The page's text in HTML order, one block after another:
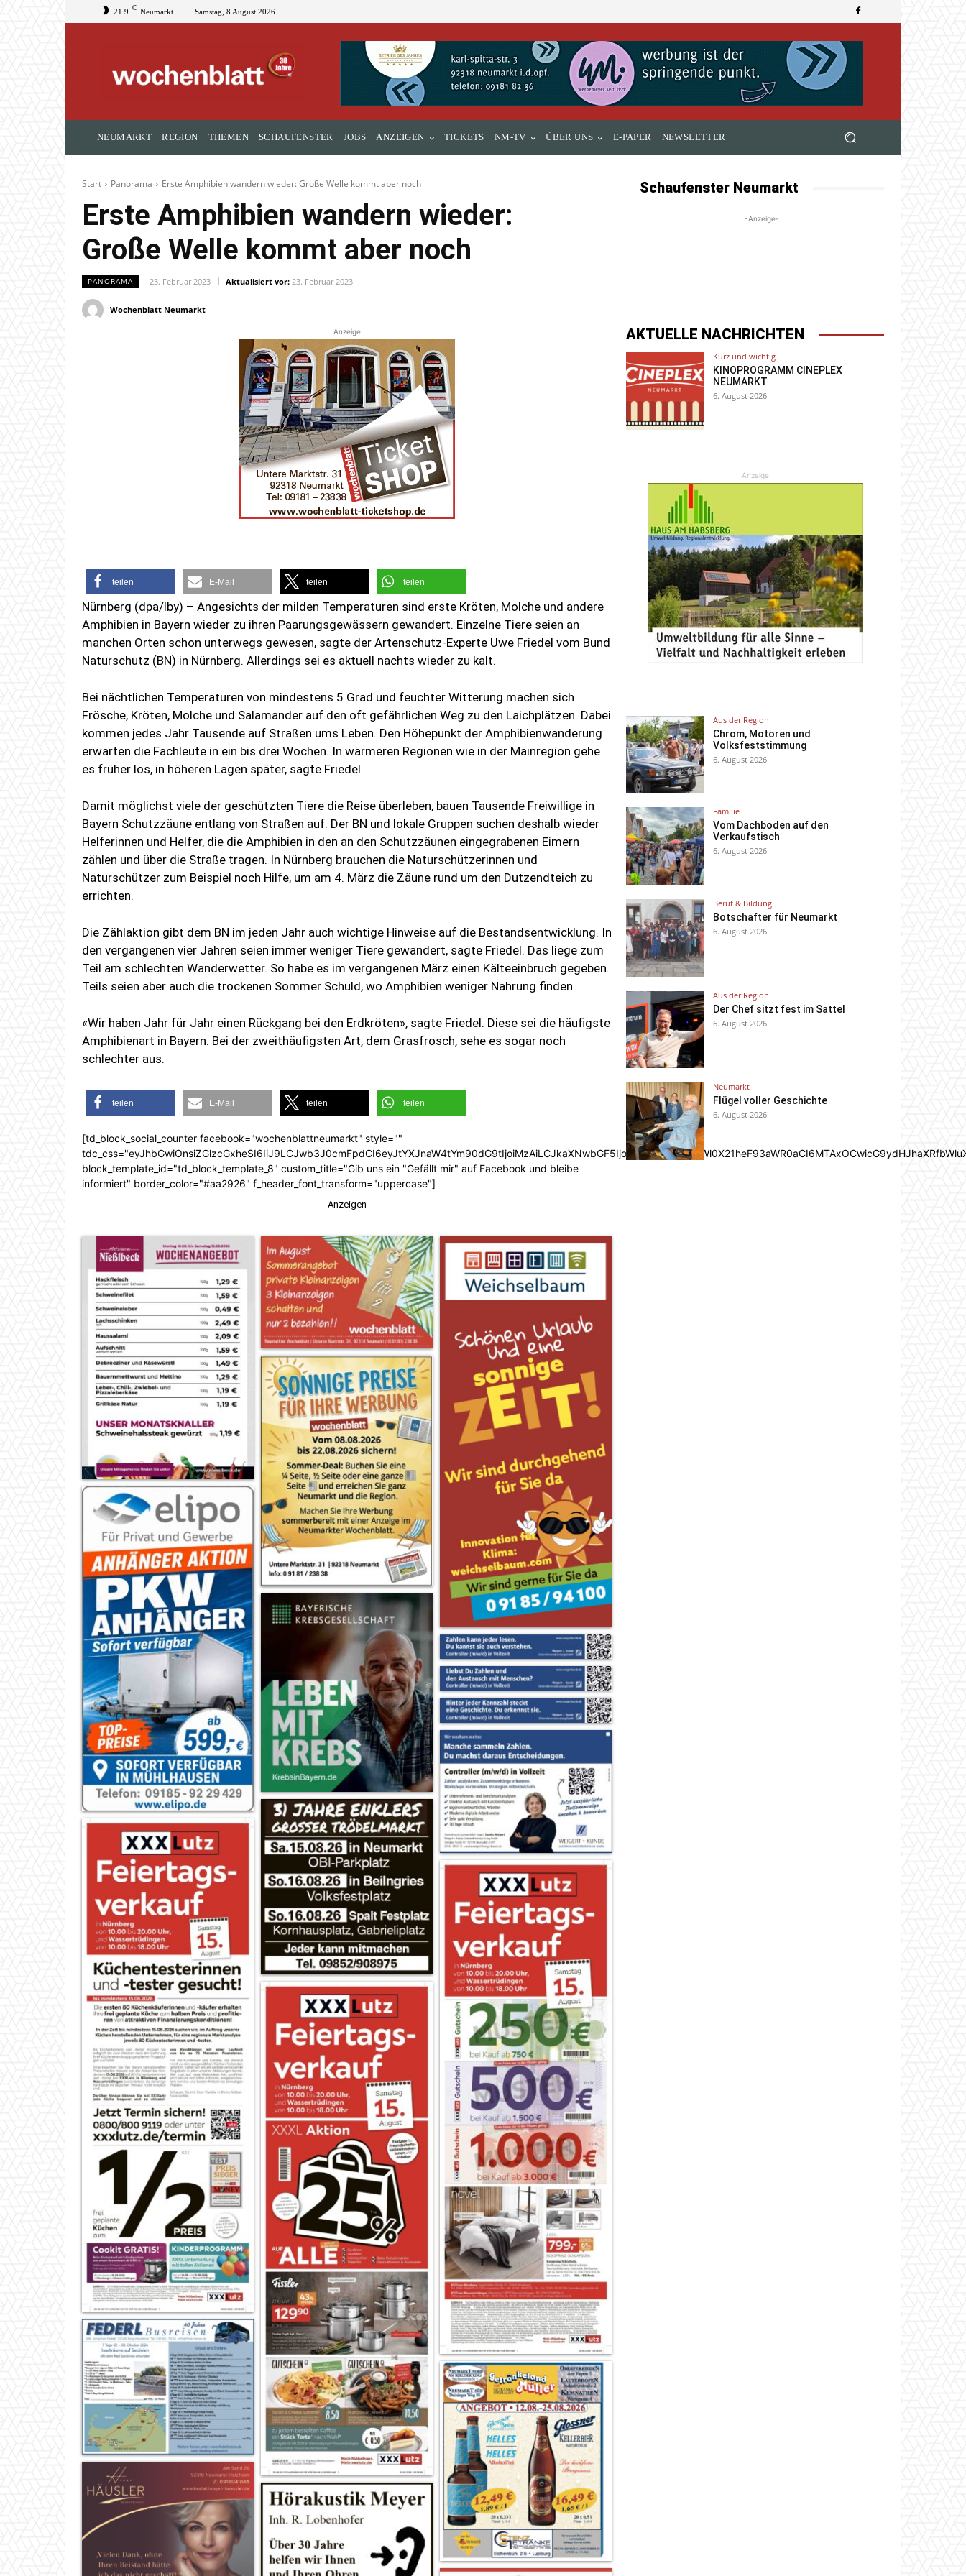
21.9 C Neumarkt Samstag, 8 August 2026
NEUMARKT REGION THEMEN SCHAUFENSTER JOBS ANZEIGEN TICKETS NM-TV ÜBER UNS E-PAPER NEWSLETTER
Start Panorama Erste Amphibien wandern wieder: Große Welle kommt aber noch
Erste Amphibien wandern wieder:
Große Welle kommt aber noch
PANORAMA 23. Februar 2023 Aktualisiert vor: 23. Februar 2023
Wochenblatt Neumarkt
Schaufenster Neumarkt
-Anzeige-
Anzeige
teilen E-Mail teilen teilen
Nürnberg (dpa/lby) – Angesichts der milden Temperaturen sind erste Kröten, Molche und andere
Amphibien in Bayern wieder zu ihren Paarungsgewässern gewandert. Einzelne Tiere seien an
manchen Orten schon unterwegs gewesen, sagte der Artenschutz-Experte Uwe Friedel vom Bund
Naturschutz (BN) in Nürnberg. Allerdings sei es aktuell nachts wieder zu kalt.
Bei nächtlichen Temperaturen von mindestens 5 Grad und feuchter Witterung machen sich
Frösche, Kröten, Molche und Salamander auf den oft gefährlichen Weg zu den Laichplätzen. Dabei
kommen jedes Jahr Tausende auf Straßen ums Leben. Den Höhepunkt der Amphibienwanderung
erwarten die Fachleute in ein bis drei Wochen. In wärmeren Regionen wie in der Mainregion gehe
es früher los, in höheren Lagen später, sagte Friedel.
Damit möglichst viele der geschützten Tiere die Reise überleben, bauen Tausende Freiwillige in
Bayern Schutzzäune entlang von Straßen auf. Der BN und lokale Gruppen suchen deshalb wieder
Helferinnen und Helfer, die die Amphibien in den an den Schutzzäunen eingegrabenen Eimern
zählen und über die Straße tragen. In Nürnberg brauchen die Naturschützerinnen und
Naturschützer zum Beispiel noch Hilfe, um am 4. März die Zäune rund um den Dutzendteich zu
errichten.
Die Zählaktion gibt dem BN im jeden Jahr auch wichtige Hinweise auf die Bestandsentwicklung. In
den vergangenen vier Jahren seien immer weniger Tiere gewandert, sagte Friedel. Das liege zum
Teil am schlechten Wanderwetter. So habe es im vergangenen März einen Kälteeinbruch gegeben.
Teils seien aber auch die trockenen Sommer Schuld, wo Amphibien weniger Nahrung finden.
«Wir haben Jahr für Jahr einen Rückgang bei den Erdkröten», sagte Friedel. Diese sei die häufigste
Amphibienart in Bayern. Bei der zweithäufigsten Art, dem Grasfrosch, sehe es sogar noch
schlechter aus.
teilen E-Mail teilen teilen
[td_block_social_counter facebook="wochenblattneumarkt" style=""
block_template_id="td_block_template_8" custom_title="Gib uns ein "Gefällt mir" auf Facebook und bleibe
informiert" border_color="#aa2926" f_header_font_transform="uppercase"]
-Anzeigen-
AKTUELLE NACHRICHTEN
Kurz und wichtig
KINOPROGRAMM CINEPLEX
NEUMARKT
6. August 2026
Anzeige
Aus der Region
Chrom, Motoren und
Volksfeststimmung
6. August 2026
Familie
Vom Dachboden auf den
Verkaufstisch
6. August 2026
Beruf & Bildung
Botschafter für Neumarkt
6. August 2026
Aus der Region
Der Chef sitzt fest im Sattel
6. August 2026
Neumarkt
Flügel voller Geschichte
6. August 2026